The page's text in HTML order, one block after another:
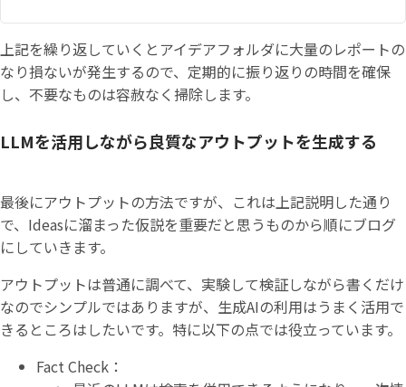
上記を繰り返していくとアイデアフォルダに大量のレポートの
なり損ないが発生するので、定期的に振り返りの時間を確保
し、不要なものは容赦なく掃除します。
LLMを活用しながら良質なアウトプットを生成する
最後にアウトプットの方法ですが、これは上記説明した通り
で、Ideasに溜まった仮説を重要だと思うものから順にブログ
にしていきます。
アウトプットは普通に調べて、実験して検証しながら書くだけ
なのでシンプルではありますが、生成AIの利用はうまく活用で
きるところはしたいです。特に以下の点では役立っています。
Fact Check：